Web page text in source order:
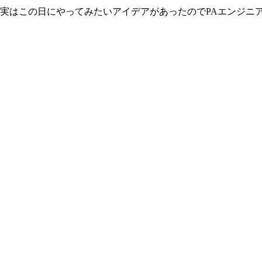
実はこの日にやってみたいアイデアがあったのでPAエンジニ